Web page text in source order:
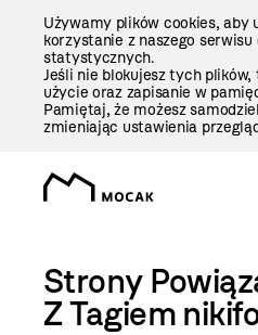
Używamy plików cookies, aby
korzystanie z naszego
statystycznych.
Jeśli nie blokujesz tych plików,
użycie oraz zapisanie w
Pamiętaj, że możesz
zmieniając ustawienia
Strony
Z Tagiem